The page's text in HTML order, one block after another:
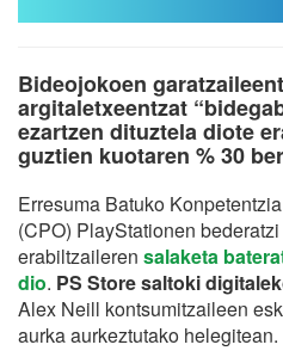
Bideojokoen
argitaletxeentzat
ezartzen dituztela diote
guztien kuotaren % 30
Erresuma Batuko
(CPO) PlayStationen
erabiltzaileren salaketa
dio. PS Store saltoki
Alex Neill kontsumitzaileen
aurka aurkeztutako helegitean.